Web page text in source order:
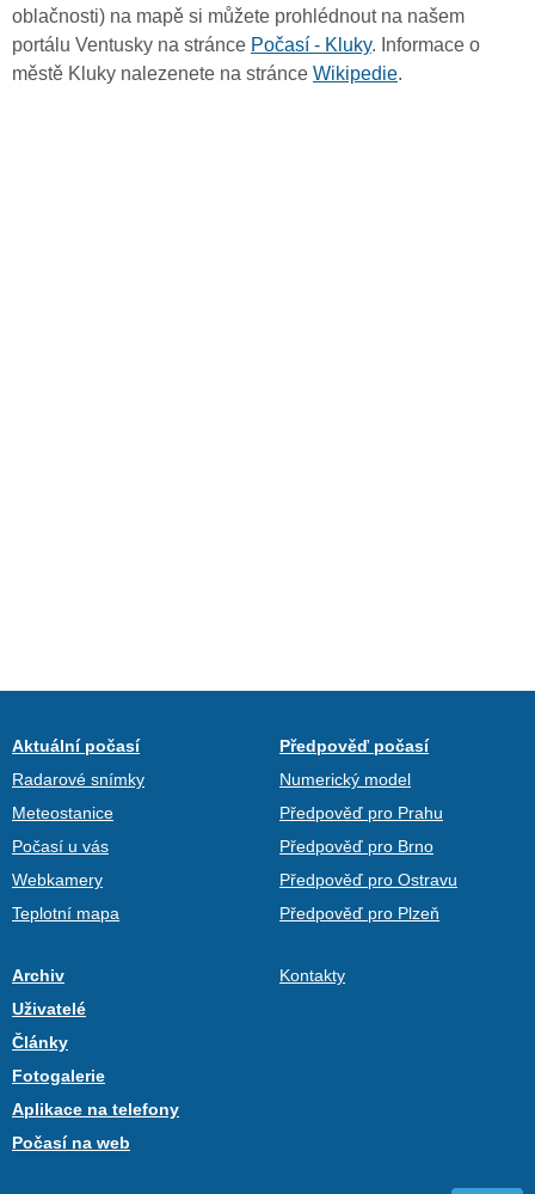
oblačnosti) na mapě si můžete prohlédnout na našem
portálu Ventusky na stránce Počasí - Kluky. Informace o
městě Kluky nalezenete na stránce Wikipedie.
Aktuální počasí
Radarové snímky
Meteostanice
Počasí u vás
Webkamery
Teplotní mapa
Předpověď počasí
Numerický model
Předpověď pro Prahu
Předpověď pro Brno
Předpověď pro Ostravu
Předpověď pro Plzeň
Archiv
Uživatelé
Články
Fotogalerie
Aplikace na telefony
Počasí na web
Kontakty